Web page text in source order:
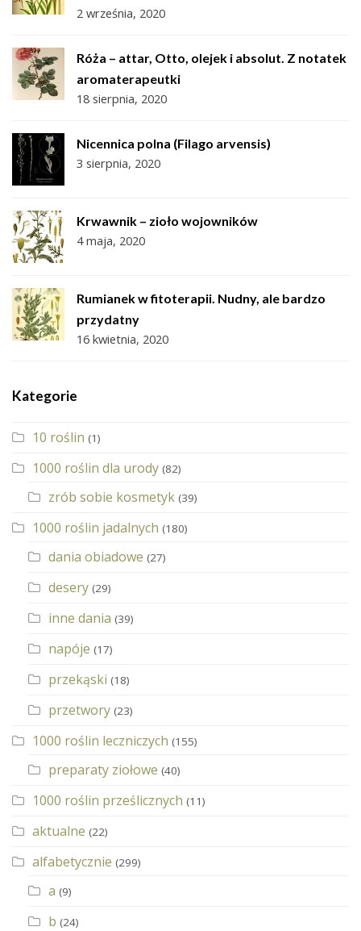
2 września, 2020
Róża – attar, Otto, olejek i absolut. Z notatek
aromaterapeutki
18 sierpnia, 2020
Nicennica polna (Filago arvensis)
3 sierpnia, 2020
Krwawnik – zioło wojowników
4 maja, 2020
Rumianek w fitoterapii. Nudny, ale bardzo
przydatny
16 kwietnia, 2020
Kategorie
10 roślin (1)
1000 roślin dla urody (82)
zrób sobie kosmetyk (39)
1000 roślin jadalnych (180)
dania obiadowe (27)
desery (29)
inne dania (39)
napóje (17)
przekąski (18)
przetwory (23)
1000 roślin leczniczych (155)
preparaty ziołowe (40)
1000 roślin prześlicznych (11)
aktualne (22)
alfabetycznie (299)
a (9)
b (24)